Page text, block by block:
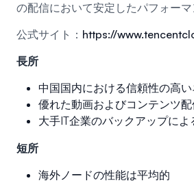
の配信において安定したパフォーマ
公式サイト： https://
長所
中国国内における信頼性の高
優れた動画およびコンテンツ配
大手IT企業のバックアップに
短所
海外ノードの性能は平均的